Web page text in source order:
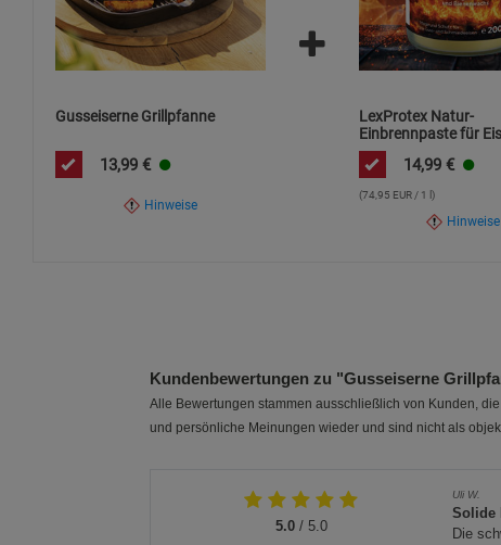
Gusseiserne Grillpfanne
13,99 €
Hinweise
LexProtex Natur-
Einbrennpaste für
Gusseisen
14,99 €
(74,95 EUR / 1 l)
Hinweise
Kundenbewertungen zu "Gusseiserne
Alle Bewertungen stammen ausschließlich von Kunden,
und persönliche Meinungen wieder und sind nicht als
5.0/ 5.0
Uli W.
Solide
Die